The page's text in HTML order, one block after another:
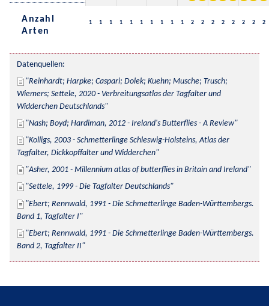
Anzahl
Arten
1 1 1 1 1 1 1 1 1 1 2 2 2 2 2 2 2 2
Datenquellen:
Reinhardt; Harpke; Caspari; Dolek; Kuehn; Musche; Trusch;
Wiemers; Settele, 2020 - Verbreitungsatlas der Tagfalter und
Widderchen Deutschlands
Nash; Boyd; Hardiman, 2012 - Ireland's Butterflies - A Review
Kolligs, 2003 - Schmetterlinge Schleswig-Holsteins, Atlas der
Tagfalter, Dickkopffalter und Widderchen
Asher, 2001 - Millennium atlas of butterflies in Britain and Ireland
Settele, 1999 - Die Tagfalter Deutschlands
Ebert; Rennwald, 1991 - Die Schmetterlinge Baden-Württembergs.
Band 1, Tagfalter I
Ebert; Rennwald, 1991 - Die Schmetterlinge Baden-Württembergs.
Band 2, Tagfalter II